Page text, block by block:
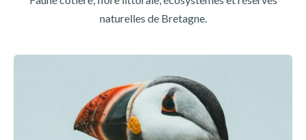
naturelles de Bretagne.